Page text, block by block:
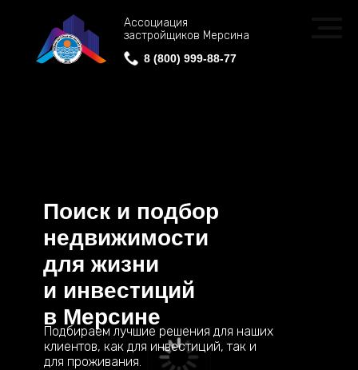
8 (800) 999-88-77
Поиск и подбор
недвижимости
для жизни
и инвестиций
в Мерсине
Подбираем лучшие решения для наших
клиентов, как для инвестиций, так и
для проживания.
Ассоциация
застройщиков Мерсина
8 (800) 999-88-77